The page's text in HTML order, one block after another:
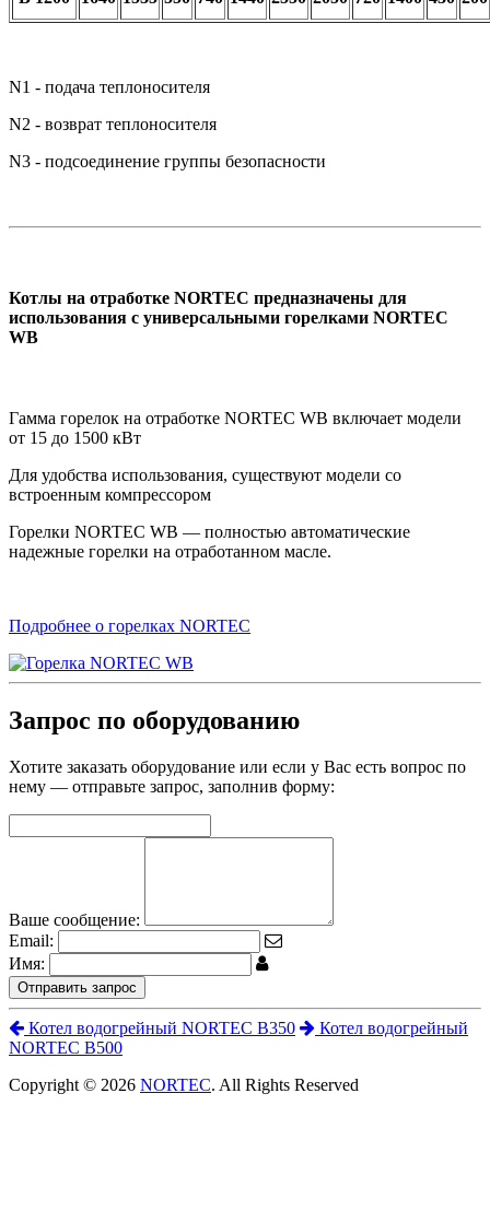
N1 - подача теплоносителя
N2 - возврат теплоносителя
N3 - подсоединение группы безопасности
Котлы на отработке NORTEC предназначены для
использования с универсальными горелками NORTEC
WB
Гамма горелок на отработке NORTEC WB включает модели
от 15 до 1500 кВт
Для удобства использования, существуют модели со
встроенным компрессором
Горелки NORTEC WB — полностью автоматические
надежные горелки на отработанном масле.
Подробнее о горелках NORTEC
Запрос по оборудованию
Хотите заказать оборудование или если у Вас есть вопрос по
нему — отправьте запрос, заполнив форму:
Ваше сообщение:
Email:
Имя:
Отправить запрос
Котел водогрейный NORTEC B350
Котел водогрейный
NORTEC B500
Copyright © 2026 NORTEC. All Rights Reserved